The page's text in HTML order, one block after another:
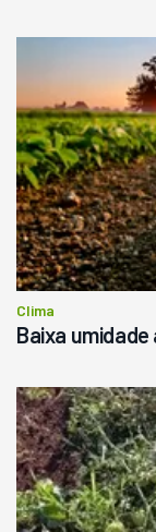
Clima
Baixa umidade